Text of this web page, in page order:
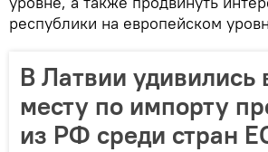
республики на европейском
В Латвии удивились
месту по импорту
из РФ среди стран